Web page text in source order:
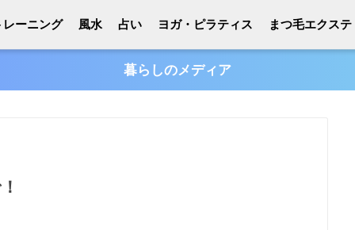
ーニング 風水 占い ヨガ・ピラティス まつ毛エクス
暮らしのメディア